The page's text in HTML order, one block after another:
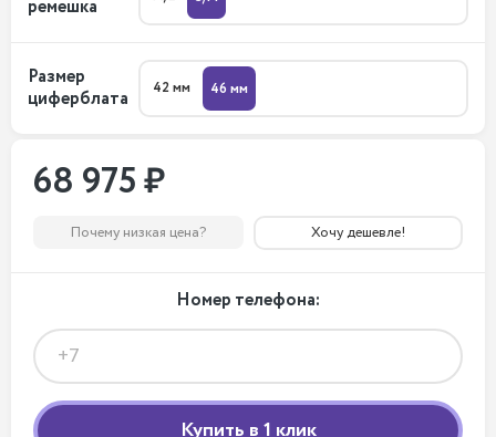
ремешка
Размер
циферблата
42 мм 46 мм
68 975 ₽
Почему низкая цена? Хочу дешевле!
Номер телефона: